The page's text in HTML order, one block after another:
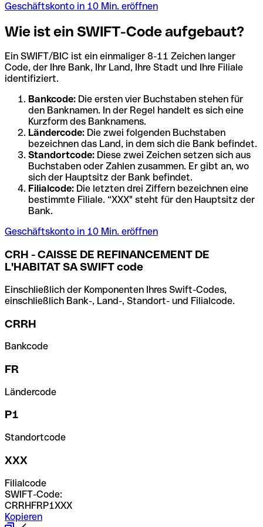
Geschäftskonto in 10 Min. eröffnen
Wie ist ein SWIFT-Code aufgebaut?
Ein SWIFT/BIC ist ein einmaliger 8-11 Zeichen langer
Code, der Ihre Bank, Ihr Land, Ihre Stadt und Ihre Filiale
identifiziert.
Bankcode: Die ersten vier Buchstaben stehen für
den Banknamen. In der Regel handelt es sich eine
Kurzform des Banknamens.
Ländercode: Die zwei folgenden Buchstaben
bezeichnen das Land, in dem sich die Bank befindet.
Standortcode: Diese zwei Zeichen setzen sich aus
Buchstaben oder Zahlen zusammen. Er gibt an, wo
sich der Hauptsitz der Bank befindet.
Filialcode: Die letzten drei Ziffern bezeichnen eine
bestimmte Filiale. “XXX" steht für den Hauptsitz der
Bank.
Geschäftskonto in 10 Min. eröffnen
CRH - CAISSE DE REFINANCEMENT DE
L'HABITAT SA SWIFT code
Einschließlich der Komponenten Ihres Swift-Codes,
einschließlich Bank-, Land-, Standort- und Filialcode.
CRRH
Bankcode
FR
Ländercode
P1
Standortcode
XXX
Filialcode
SWIFT-Code:
CRRHFRP1XXX
Kopieren